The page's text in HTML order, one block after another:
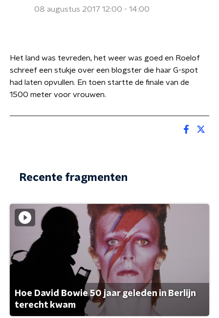
08 augustus 2017 12:00 - 14:00
Het land was tevreden, het weer was goed en Roelof
schreef een stukje over een blogster die haar G-spot
had laten opvullen. En toen startte de finale van de
1500 meter voor vrouwen.
Recente fragmenten
Hoe David Bowie 50 jaar geleden in Berlijn
terecht kwam